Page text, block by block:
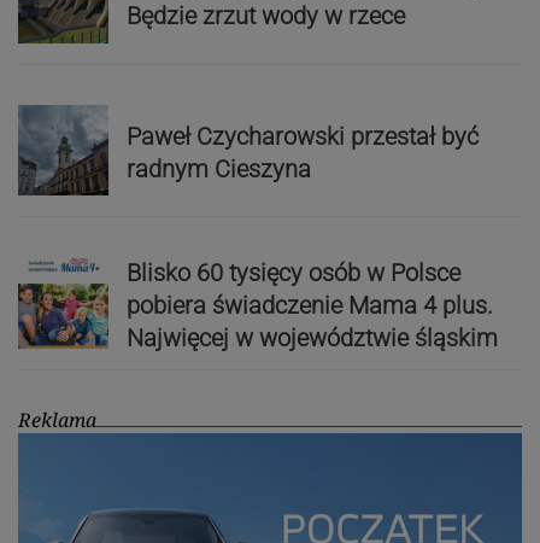
Będzie zrzut wody w rzece
Paweł Czycharowski przestał być
radnym Cieszyna
Blisko 60 tysięcy osób w Polsce
pobiera świadczenie Mama 4 plus.
Najwięcej w województwie śląskim
Reklama